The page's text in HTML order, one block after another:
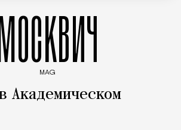
MAG
Академическом